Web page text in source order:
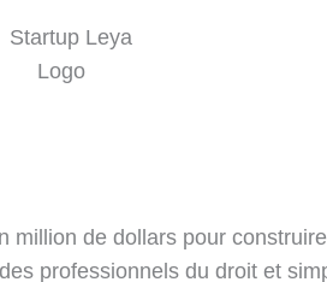
million de dollars pour
professionnels du droit et